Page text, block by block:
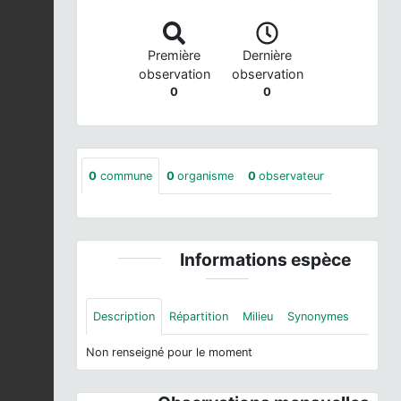
Première
observation
0
Dernière
observation
0
0 commune 0 organisme 0 observateur
Informations espèce
Description Répartition Milieu Synonymes
Non renseigné pour le moment